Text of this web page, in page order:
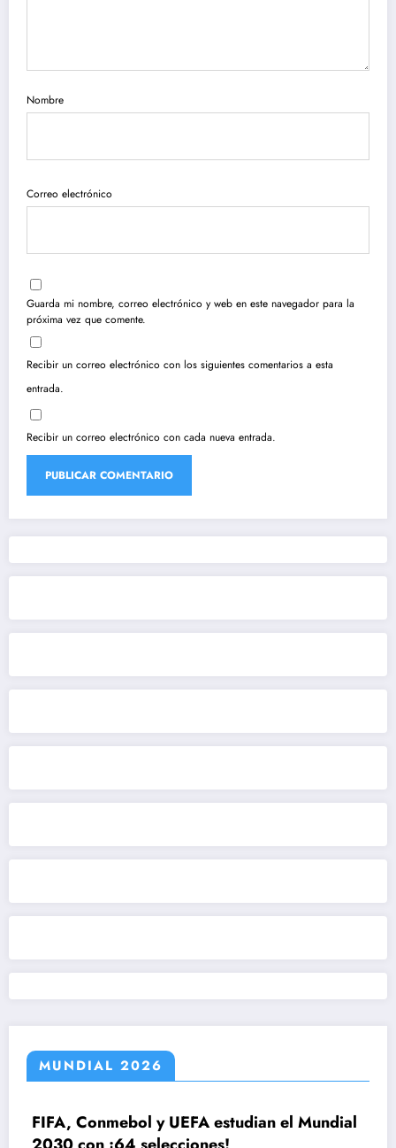
Nombre
Correo electrónico
Guarda mi nombre, correo electrónico y web en este navegador para la
próxima vez que comente.
Recibir un correo electrónico con los siguientes comentarios a esta
entrada.
Recibir un correo electrónico con cada nueva entrada.
MUNDIAL 2026
Conmebol y UEFA estudian el Mundial